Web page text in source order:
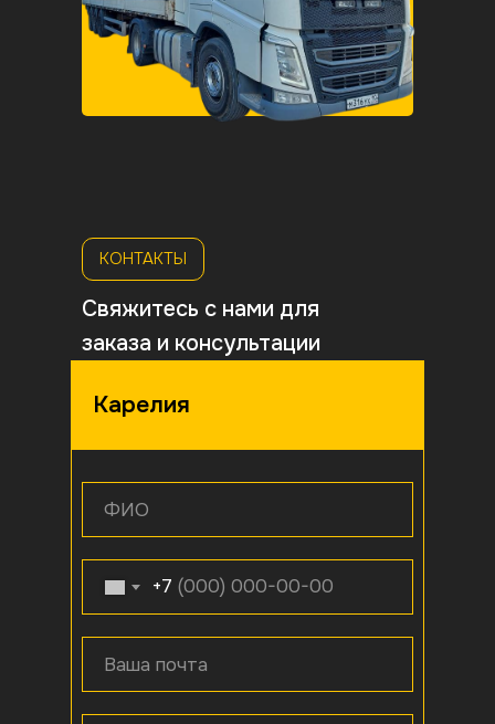
Свяжитесь с нами для
заказа и консультации
КОНТАКТЫ
Карелия
Карелия
ФИО
+7
Ваша почта